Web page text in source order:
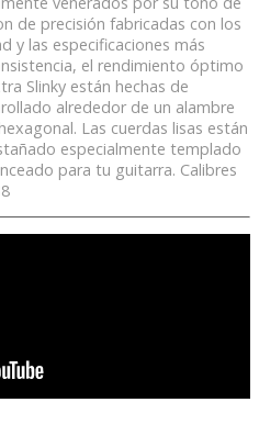
de precisión fabricadas con los
y las especificaciones más
el rendimiento óptimo
Slinky están hechas de
alrededor de un alambre
Las cuerdas lisas están
especialmente templado
para tu guitarra. Calibres